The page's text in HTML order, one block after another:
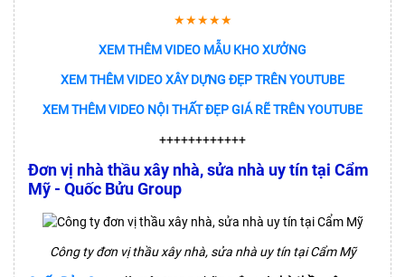
★★★★★
XEM THÊM VIDEO MẪU KHO XƯỞNG
XEM THÊM VIDEO XÂY DỰNG ĐẸP TRÊN YOUTUBE
XEM THÊM VIDEO NỘI THẤT ĐẸP GIÁ RẼ TRÊN YOUTUBE
++++++++++++
Đơn vị nhà thầu xây nhà, sửa nhà uy tín tại Cẩm
Mỹ - Quốc Bửu Group
Công ty đơn vị thầu xây nhà, sửa nhà uy tín tại Cẩm Mỹ